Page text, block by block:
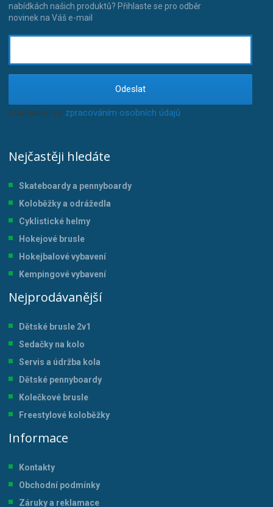
nabídkách našich produktů? Přihlaste se pro odběr
novinek na Váš e-mail
Odeslat
Souhlasím se zpracováním osobních údajů
Nejčastěji hledáte
Skateboardy a pennyboardy
Koloběžky a odrážedla
Cyklistické helmy
Hokejové brusle
Hokejbalové vybavení
Kempingové vybavení
Nejprodávanější
Dětské brusle 2v1
Sedačky na kolo
Servis a údržba kola
Dětské pennyboardy
Kolečkové brusle
Freestylové koloběžky
Informace
Kontakty
Obchodní podmínky
Záruky a reklamace